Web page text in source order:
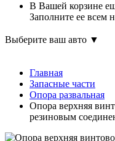
В Вашей корзине
Заполните ее всем
Выберите ваш авто ▼
Главная
Запасные части
Опора развальная
Опора верхняя
резиновым